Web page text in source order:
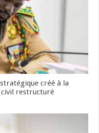
créé à la
civil restructuré